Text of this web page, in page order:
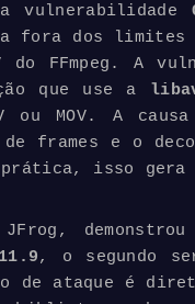
vulnerabilidade
fora dos limites
do FFmpeg. A
que use a
ou MOV. A
de frames e o
prática, isso gera
, o segundo
de ataque é